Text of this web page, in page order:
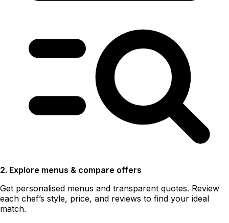
2. Explore menus & compare offers
Get personalised menus and transparent quotes. Review
each chef’s style, price, and reviews to find your ideal
match.